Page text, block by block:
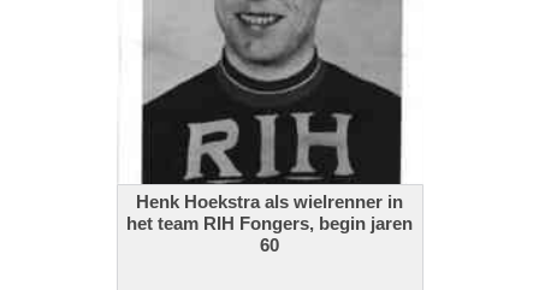
Henk Hoekstra als wielrenner in
het team RIH Fongers, begin jaren
60